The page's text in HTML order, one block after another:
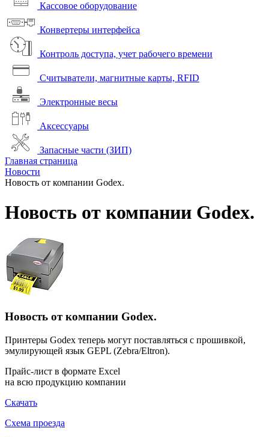
Кассовое оборудование
Конвертеры интерфейса
Контроль доступа, учет рабочего времени
Считыватели, магнитные карты, RFID
Электронные весы
Аксессуары
Запасные части (ЗИП)
Главная страница
Новости
Новость от компании Godex.
Новость от компании Godex.
Новость от компании Godex.
Принтеры Godex теперь могут поставляться с прошивкой,
эмулирующей язык GEPL (Zebra/Eltron).
Прайс-лист в формате Excel
на всю продукцию компании
Скачать
Схема проезда